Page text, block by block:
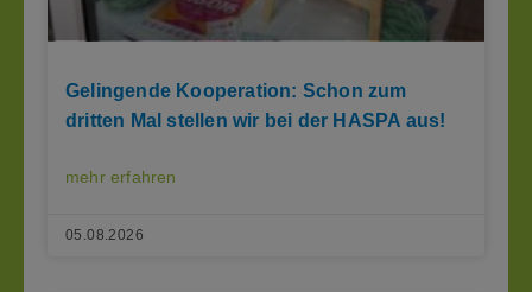
Gelingende Kooperation: Schon zum
dritten Mal stellen wir bei der HASPA aus!
mehr erfahren
05.08.2026